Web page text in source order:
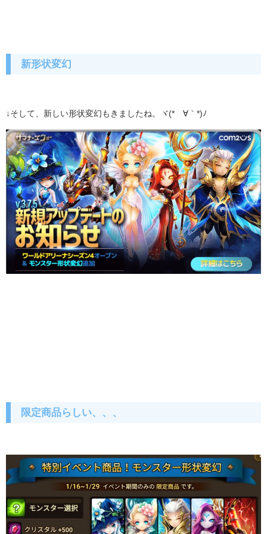
新形状変幻
↓そして、新しい形状変幻もきましたね。ヾ(*´∀｀*)ﾉ
限定商品らしい、、、